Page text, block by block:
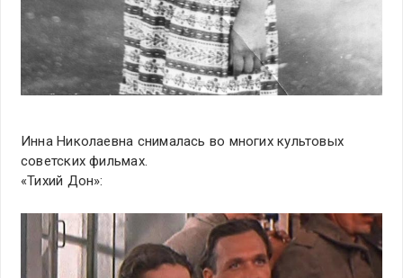
Инна Николаевна снималась во многих культовых
советских фильмах.
«Тихий Дон»: